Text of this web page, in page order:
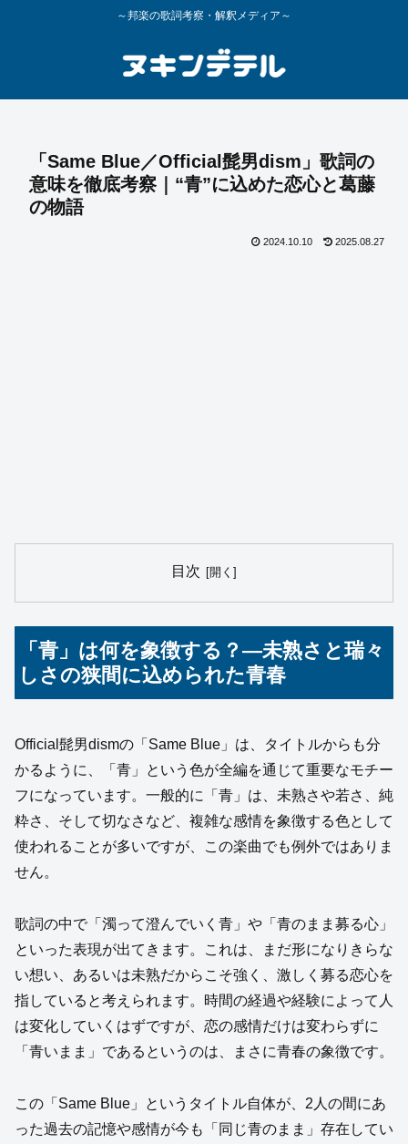
～邦楽の歌詞考察・解釈メディア～
「Same Blue／Official髭男dism」歌詞の
意味を徹底考察｜“青”に込めた恋心と葛藤
の物語
2024.10.10 2025.08.27
目次
「青」は何を象徴する？—未熟さと瑞々
しさの狭間に込められた青春
Official髭男dismの「Same Blue」は、タイトルからも分
かるように、「青」という色が全編を通じて重要なモチー
フになっています。一般的に「青」は、未熟さや若さ、純
粋さ、そして切なさなど、複雑な感情を象徴する色として
使われることが多いですが、この楽曲でも例外ではありま
せん。
歌詞の中で「濁って澄んでいく青」や「青のまま募る心」
といった表現が出てきます。これは、まだ形になりきらな
い想い、あるいは未熟だからこそ強く、激しく募る恋心を
指していると考えられます。時間の経過や経験によって人
は変化していくはずですが、恋の感情だけは変わらずに
「青いまま」であるというのは、まさに青春の象徴です。
この「Same Blue」というタイトル自体が、2人の間にあ
った過去の記憶や感情が今も「同じ青のまま」存在してい